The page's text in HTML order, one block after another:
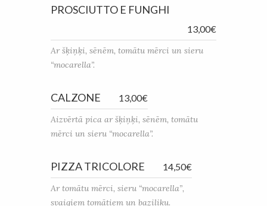
PROSCIUTTO E FUNGHI
13,00€
Ar šķiņķi, sēnēm, tomātu mērci un sieru
“mocarella”.
CALZONE 13,00€
Aizvērtā pica ar šķiņķi, sēnēm, tomātu
mērci un sieru “mocarella”.
PIZZA TRICOLORE 14,50€
Ar tomātu mērci, sieru “mocarella”,
svaigiem tomātiem un baziliku.